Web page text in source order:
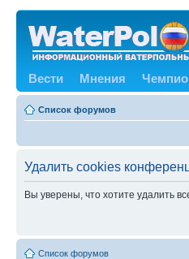
Вести Мнения
Список форумов
Удалить cookies
Вы уверены, что хотите удалить
Список форумов